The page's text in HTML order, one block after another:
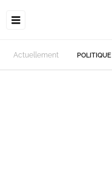
Actuellement POLITIQUE